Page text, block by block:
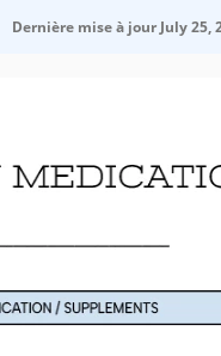
Dernière mise à jour July 25,